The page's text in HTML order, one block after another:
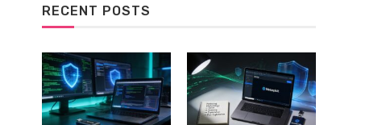
RECENT POSTS